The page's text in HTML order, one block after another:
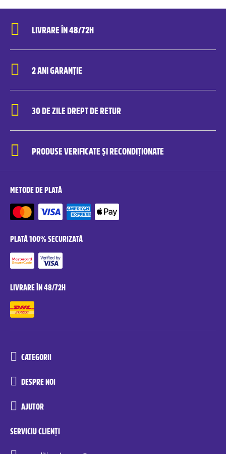
LIVRARE ÎN 48/72H
2 ANI GARANȚIE
30 DE ZILE DREPT DE RETUR
PRODUSE VERIFICATE ȘI RECONDIȚIONATE
METODE DE PLATĂ
PLATĂ 100% SECURIZATĂ
LIVRARE ÎN 48/72H
CATEGORII
DESPRE NOI
AJUTOR
SERVICIU CLIENȚI